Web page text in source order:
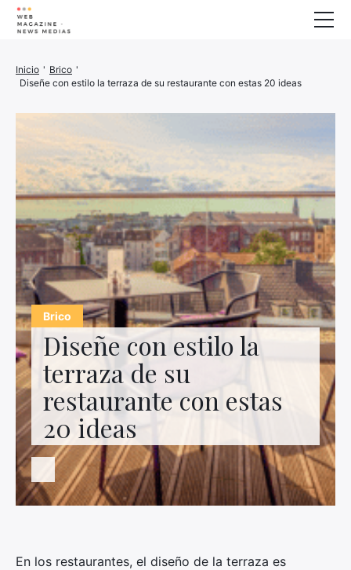
Brico
Diseñe con estilo la
terraza de su
restaurante con estas
20 ideas
Inicio ' Brico '
Diseñe con estilo la terraza de su restaurante con estas 20 ideas
En los restaurantes, el diseño de la terraza es
Animales
Impresora 3D
Generador
Finanzas
Familia
Coche/Moto
Marketing
Sobre nosotros
Contacto con nosotros